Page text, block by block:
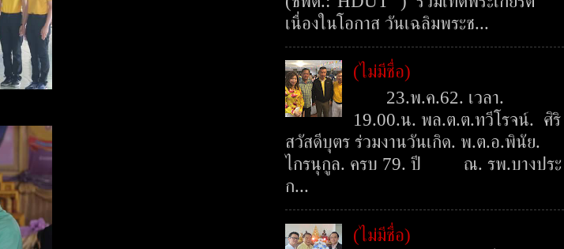
เนื่องในโอกาส วันเฉลิมพระช...
(ไม่มีชื่อ)
23.พ.ค.62. เวลา.
19.00.น. พล.ต.ต.ทวีโรจน์. ศิริ
สวัสดีบุตร ร่วมงานวันเกิด. พ.ต.อ.พินัย.
ไกรนุกูล. ครบ 79. ปี ณ. รพ.บางประ
ก...
(ไม่มีชื่อ)